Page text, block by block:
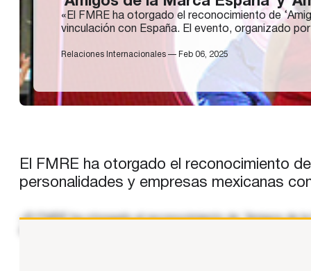
«El FMRE ha otorgado el reconocimiento de
vinculación con España. El evento, organizado
Relaciones Internacionales — Feb 06, 2025
El FMRE ha otorgado el reconocimiento
personalidades y empresas mexicanas
«El FMRE ha otorgado el reconocimiento de ‘Amigos de